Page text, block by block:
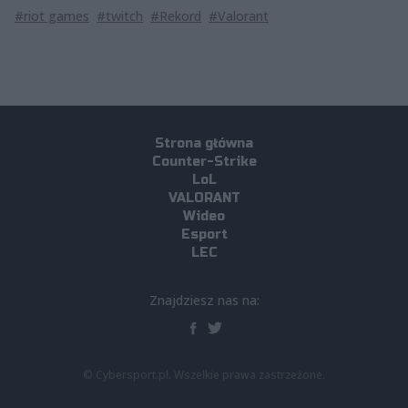
#riot games #twitch #Rekord #Valorant
Strona główna
Counter-Strike
LoL
VALORANT
Wideo
Esport
LEC
Znajdziesz nas na: